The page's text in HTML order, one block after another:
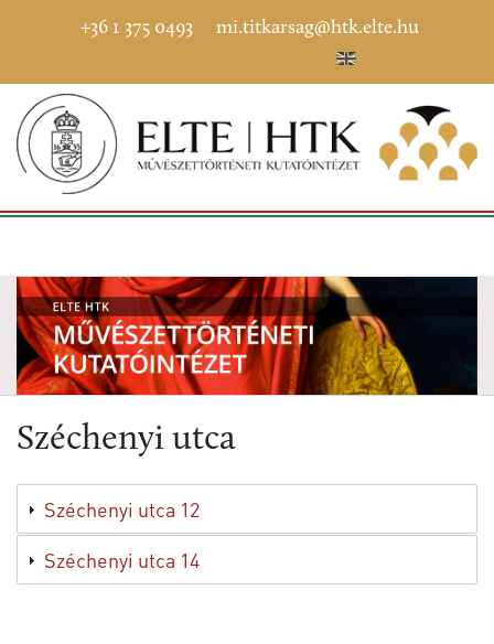
+36 1 375 0493 mi.titkarsag@htk.elte.hu
Széchenyi utca
Széchenyi utca 12
Széchenyi utca 14